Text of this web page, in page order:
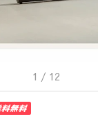
1 / 12